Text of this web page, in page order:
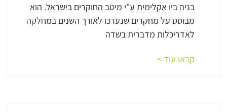
בניה ביו אקלימית ע"י מיטב החוקרים בישראל. הוא
מבוסס על מחקרים שנערכו לאורך השנים במחלקה
לאדריכלות מדברית בשדה
קראו עוד >